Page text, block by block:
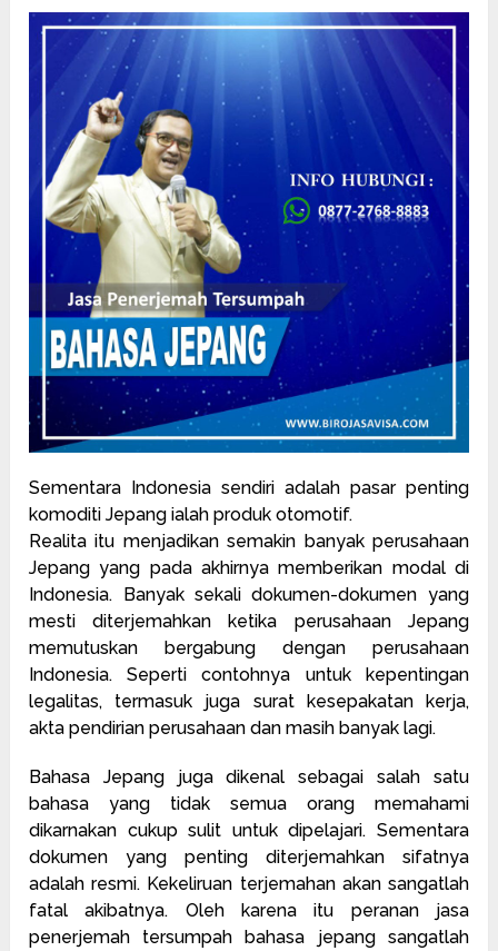
Sementara Indonesia sendiri adalah pasar penting
komoditi Jepang ialah produk otomotif.
Realita itu menjadikan semakin banyak perusahaan
Jepang yang pada akhirnya memberikan modal di
Indonesia. Banyak sekali dokumen-dokumen yang
mesti diterjemahkan ketika perusahaan Jepang
memutuskan bergabung dengan perusahaan
Indonesia. Seperti contohnya untuk kepentingan
legalitas, termasuk juga surat kesepakatan kerja,
akta pendirian perusahaan dan masih banyak lagi.
Bahasa Jepang juga dikenal sebagai salah satu
bahasa yang tidak semua orang memahami
dikarnakan cukup sulit untuk dipelajari. Sementara
dokumen yang penting diterjemahkan sifatnya
adalah resmi. Kekeliruan terjemahan akan sangatlah
fatal akibatnya. Oleh karena itu peranan jasa
penerjemah tersumpah bahasa jepang sangatlah